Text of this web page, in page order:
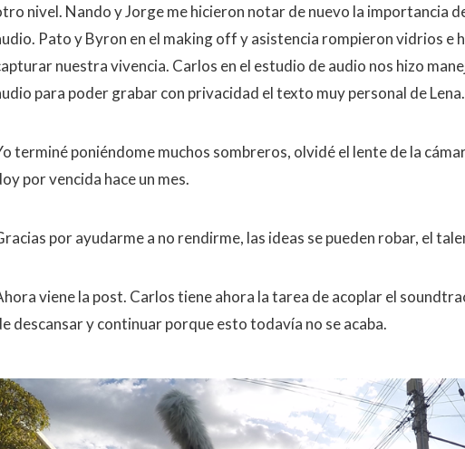
nivel. Nando y Jorge me hicieron notar de nuevo la importancia
Pato y Byron en el making off y asistencia rompieron vidrios e
nuestra vivencia. Carlos en el estudio de audio nos hizo
para poder grabar con privacidad el texto muy personal de Lena.
terminé poniéndome muchos sombreros, olvidé el lente de la
por vencida hace un mes.
por ayudarme a no rendirme, las ideas se pueden robar, el
viene la post. Carlos tiene ahora la tarea de acoplar el
descansar y continuar porque esto todavía no se acaba.